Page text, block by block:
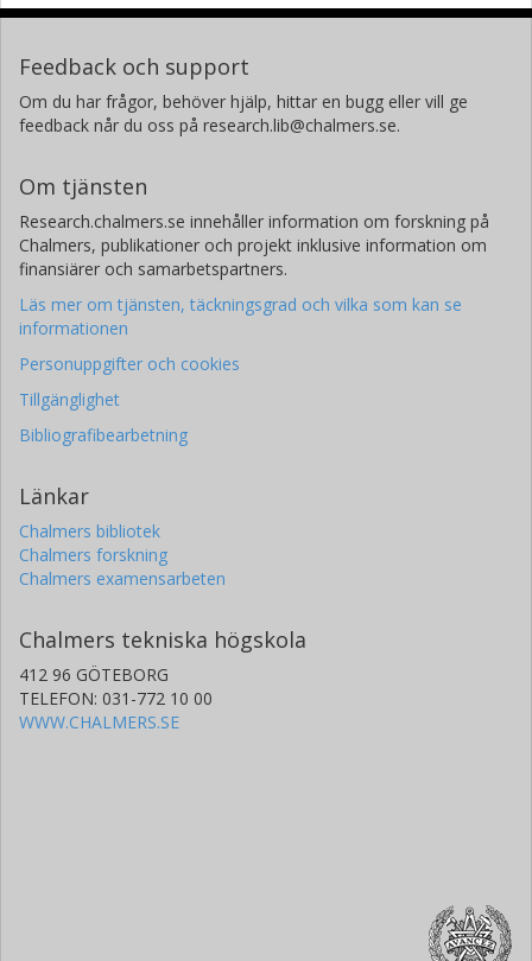
Feedback och support
Om du har frågor, behöver hjälp, hittar en bugg eller vill ge
feedback når du oss på research.lib@chalmers.se.
Om tjänsten
Research.chalmers.se innehåller information om forskning på
Chalmers, publikationer och projekt inklusive information om
finansiärer och samarbetspartners.
Läs mer om tjänsten, täckningsgrad och vilka som kan se
informationen
Personuppgifter och cookies
Tillgänglighet
Bibliografibearbetning
Länkar
Chalmers bibliotek
Chalmers forskning
Chalmers examensarbeten
Chalmers tekniska högskola
412 96 GÖTEBORG
TELEFON: 031-772 10 00
WWW.CHALMERS.SE